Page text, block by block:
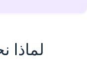
لماذا